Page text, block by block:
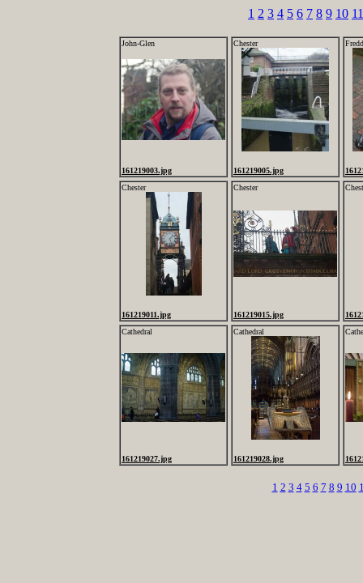
1 2 3 4 5 6 7 8 9 10 11
John-Glen
161219003.jpg
Chester
161219005.jpg
Chester
161219011.jpg
Chester
161219015.jpg
Cathedral
161219027.jpg
Cathedral
161219028.jpg
1 2 3 4 5 6 7 8 9 10